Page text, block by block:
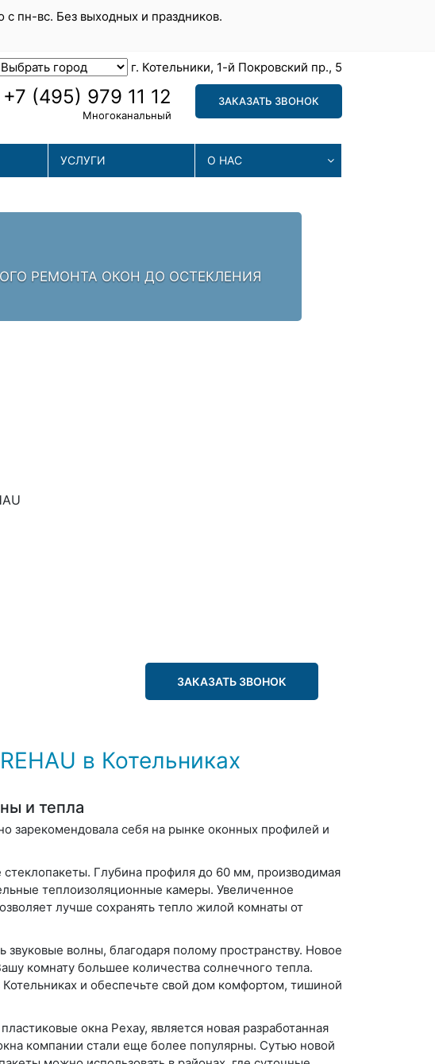
с пн-вс. Без выходных и праздников.
г. Котельники, 1-й Покровский пр., 5
+7 (495) 979 11 12
Многоканальный
ЗАКАЗАТЬ ЗВОНОК
УСЛУГИ О НАС
РЕМОНТА. ЗАЛОГ УСПЕХА -
ЗАКАЗАТЬ ЗВОНОК
в Котельниках
и тепла
зарекомендовала себя на рынке оконных профилей и
Глубина профиля до 60 мм, производимая
теплоизоляционные камеры. Увеличенное
лучше сохранять тепло жилой комнаты от
волны, благодаря полому пространству. Новое
комнату большее количества солнечного тепла.
и обеспечьте свой дом комфортом, тишиной
окна Рехау, является новая разработанная
компании стали еще более популярны. Сутью новой